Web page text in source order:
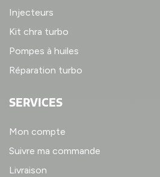
Injecteurs
Kit chra turbo
Pompes à huiles
Réparation turbo
SERVICES
Mon compte
Suivre ma commande
Livraison